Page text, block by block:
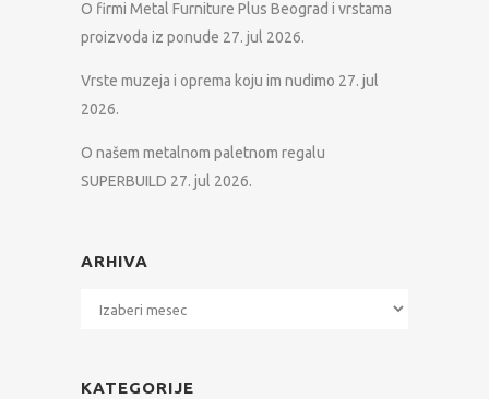
O firmi Metal Furniture Plus Beograd i vrstama
proizvoda iz ponude 27. jul 2026.
Vrste muzeja i oprema koju im nudimo 27. jul
2026.
O našem metalnom paletnom regalu
SUPERBUILD 27. jul 2026.
ARHIVA
Arhiva
KATEGORIJE